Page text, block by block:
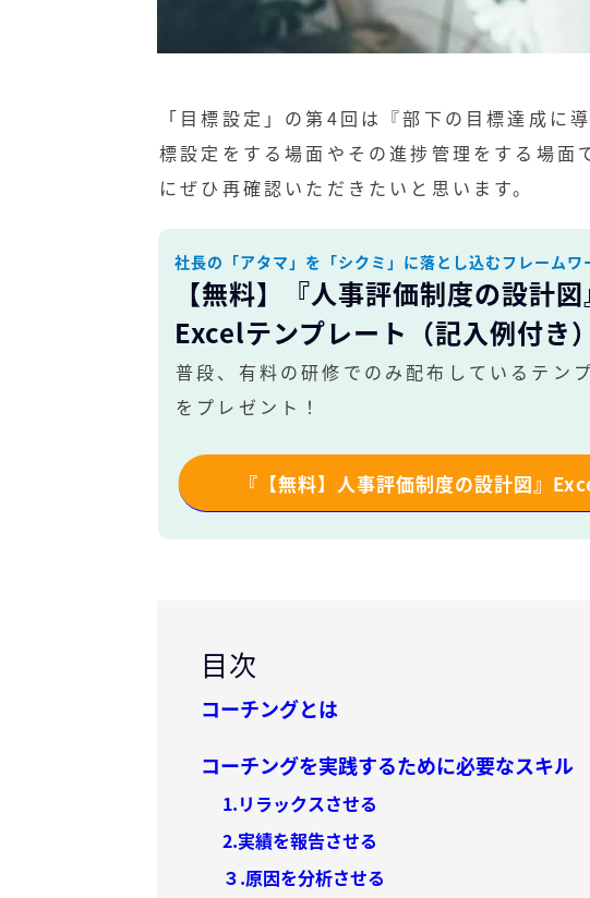
「目標設定」の第4回は『部下の目標達成に
標設定をする場面やその進捗管理をする場
にぜひ再確認いただきたいと思います。
社長の「アタマ」を「シクミ」に落とし込むフレームワ
【無料】『人事評価制度の設計図
Excelテンプレート（記入例付き）
普段、有料の研修でのみ配布しているテン
をプレゼント！
『【無料】人事評価制度の設計図』
目次
コーチングとは
コーチングを実践するために必要なスキル
1.リラックスさせる
2.実績を報告させる
３.原因を分析させる